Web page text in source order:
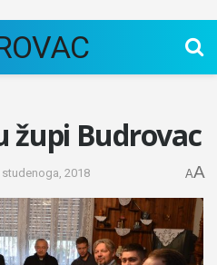
župi Budrovac
studenoga, 2018 AA